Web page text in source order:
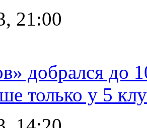
21:00
добрался до
только у 5